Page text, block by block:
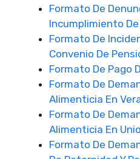
Formato De
Incumplimiento
Formato De
Convenio De
Formato De Pago
Formato De
Alimenticia En
Formato De
Alimenticia En
Formato De